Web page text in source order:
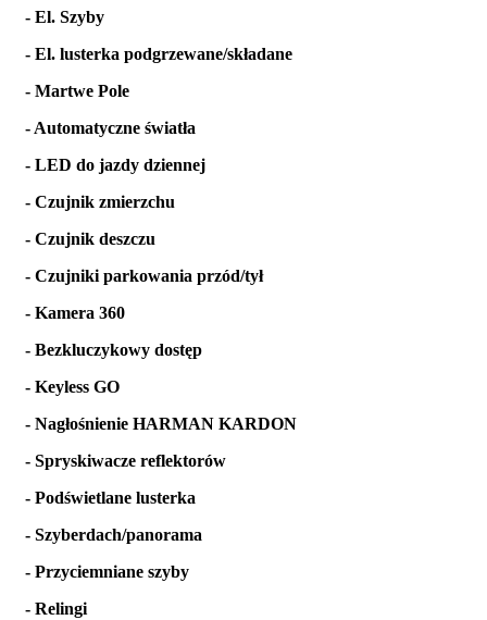
- El. Szyby
- El. lusterka podgrzewane/składane
- Martwe Pole
- Automatyczne światła
- LED do jazdy dziennej
- Czujnik zmierzchu
- Czujnik deszczu
- Czujniki parkowania przód/tył
- Kamera 360
- Bezkluczykowy dostęp
- Keyless GO
- Nagłośnienie HARMAN KARDON
- Spryskiwacze reflektorów
- Podświetlane lusterka
- Szyberdach/panorama
- Przyciemniane szyby
- Relingi